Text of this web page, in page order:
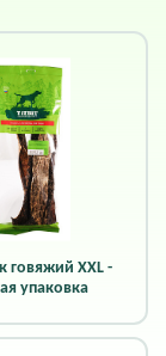
говяжий XXL -
упаковка